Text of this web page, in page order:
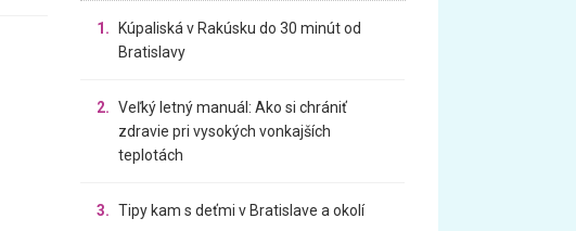
1.
Kúpaliská v Rakúsku do 30 minút od
Bratislavy
2. Veľký letný manuál: Ako si chrániť
zdravie pri vysokých vonkajších
teplotách
3. Tipy kam s deťmi v Bratislave a okolí